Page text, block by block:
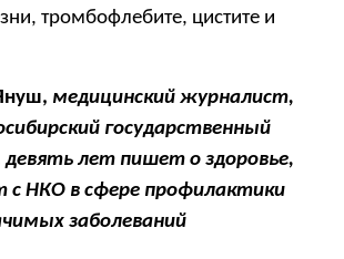
тромбофлебите, цистите и
медицинский журналист,
государственный
лет пишет о здоровье,
с НКО в сфере профилактики
заболеваний